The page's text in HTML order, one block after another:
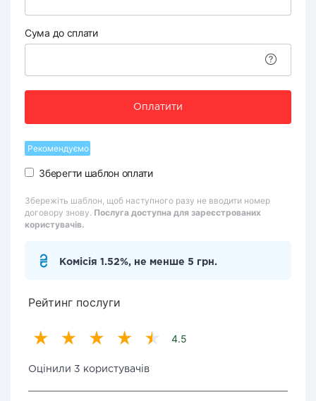
Сума до сплати
Оплатити
Рекомендуємо
Зберегти шаблон оплати
Збережіть шаблон, щоб наступного разу не вводити номер
договору знову. Послуга доступна для зареєстрованих
користувачів.
Комісія 1.52%, не менше 5 грн.
Рейтинг послуги
4.5
Оцінили 3 користувачів